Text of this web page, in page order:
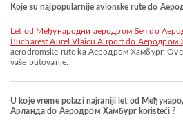
Koje su najpopularnije avionske rute do
let od Међународни аеродром Беч do
Bucharest Aurel Vlaicu Airport do Аеродром
aerodromske rute ka Аеродром Хамбург.
vaše putovanje.
U koje vreme polazi najraniji let od
Арланда do Аеродром Хамбург koristeći ?